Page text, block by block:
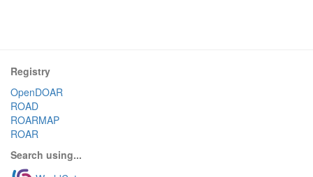
Registry
OpenDOAR
ROAD
ROARMAP
ROAR
Search using...